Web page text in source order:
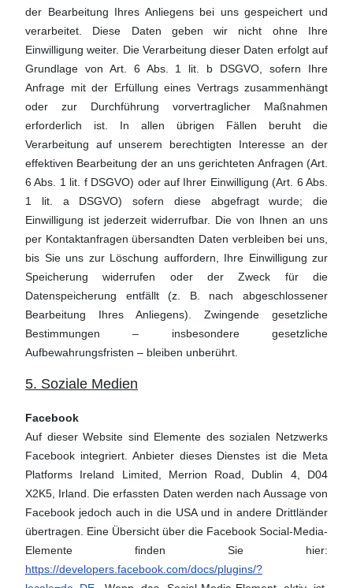
der Bearbeitung Ihres Anliegens bei uns gespeichert und
verarbeitet. Diese Daten geben wir nicht ohne Ihre
Einwilligung weiter. Die Verarbeitung dieser Daten erfolgt auf
Grundlage von Art. 6 Abs. 1 lit. b DSGVO, sofern Ihre
Anfrage mit der Erfüllung eines Vertrags zusammenhängt
oder zur Durchführung vorvertraglicher Maßnahmen
erforderlich ist. In allen übrigen Fällen beruht die
Verarbeitung auf unserem berechtigten Interesse an der
effektiven Bearbeitung der an uns gerichteten Anfragen (Art.
6 Abs. 1 lit. f DSGVO) oder auf Ihrer Einwilligung (Art. 6 Abs.
1 lit. a DSGVO) sofern diese abgefragt wurde; die
Einwilligung ist jederzeit widerrufbar. Die von Ihnen an uns
per Kontaktanfragen übersandten Daten verbleiben bei uns,
bis Sie uns zur Löschung auffordern, Ihre Einwilligung zur
Speicherung widerrufen oder der Zweck für die
Datenspeicherung entfällt (z. B. nach abgeschlossener
Bearbeitung Ihres Anliegens). Zwingende gesetzliche
Bestimmungen – insbesondere gesetzliche
Aufbewahrungsfristen – bleiben unberührt.
5. Soziale Medien
Facebook
Auf dieser Website sind Elemente des sozialen Netzwerks
Facebook integriert. Anbieter dieses Dienstes ist die Meta
Platforms Ireland Limited, Merrion Road, Dublin 4, D04
X2K5, Irland. Die erfassten Daten werden nach Aussage von
Facebook jedoch auch in die USA und in andere Drittländer
übertragen. Eine Übersicht über die Facebook Social-Media-
Elemente finden Sie hier:
https://developers.facebook.com/docs/plugins/?